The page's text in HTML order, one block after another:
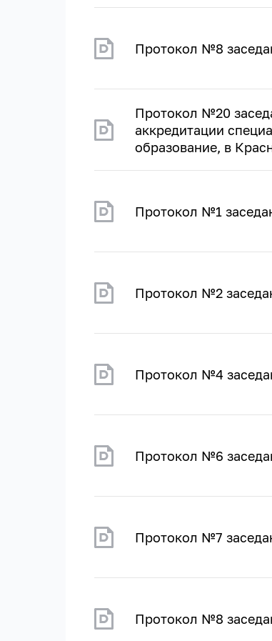
Протокол №8
Протокол №20
аккредитации
образование, в
Протокол №1
Протокол №2
Протокол №4
Протокол №6
Протокол №7
Протокол №8